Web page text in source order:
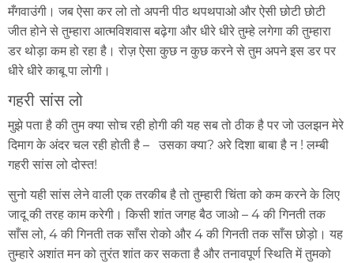
मँगवाउंगी। जब ऐसा कर लो तो अपनी पीठ थपथपाओ और ऐसी छोटी छोटी
जीत होने से तुम्हारा आत्मविशवास बढ़ेगा और धीरे धीरे तुम्हे लगेगा की तुम्हारा
डर थोड़ा कम हो रहा है। रोज़ ऐसा कुछ न कुछ करने से तुम अपने इस डर पर
धीरे धीरे काबू पा लोगी।
गहरी सांस लो
मुझे पता है की तुम क्या सोच रही होगी की यह सब तो ठीक है पर जो उलझन मेरे
दिमाग के अंदर चल रही होती है – उसका क्या? अरे दिशा बाबा है न ! लम्बी
गहरी सांस लो दोस्त!
सुनो यही सांस लेने वाली एक तरकीब है तो तुम्हारी चिंता को कम करने के लिए
जादू की तरह काम करेगी। किसी शांत जगह बैठ जाओ – 4 की गिनती तक
साँस लो, 4 की गिनती तक साँस रोको और 4 की गिनती तक साँस छोड़ो। यह
तुम्हारे अशांत मन को तुरंत शांत कर सकता है और तनावपूर्ण स्थिति में तुमको